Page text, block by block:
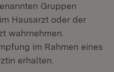
Gruppen
Hausarzt oder der
wahrnehmen.
im Rahmen eines
erhalten.